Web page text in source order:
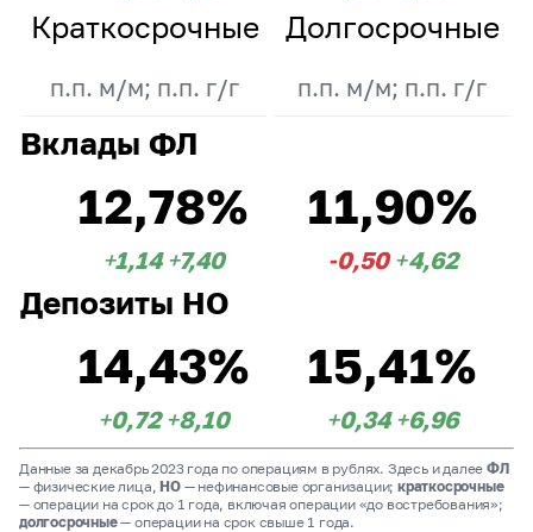
Краткосрочные Долгосрочные
п.п. м/м; п.п. г/г п.п. м/м; п.п. г/г
Вклады ФЛ
12,78%
+1,14 +7,40
11,90%
-0,50 +4,62
Депозиты НО
14,43%
+0,72 +8,10
15,41%
+0,34 +6,96
Данные за декабрь 2023 года по операциям в рублях. Здесь и далее ФЛ
— физические лица,НО— нефинансовые организации;краткосрочные
— операции на срок до 1 года, включая операции «до востребования»;
долгосрочные— операции на срок свыше 1 года.